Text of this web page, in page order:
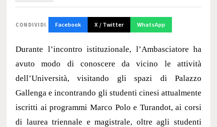
CONDIVIDI Facebook X / Twitter WhatsApp
Durante l’incontro istituzionale, l’Ambasciatore ha
avuto modo di conoscere da vicino le attività
dell’Università, visitando gli spazi di Palazzo
Gallenga e incontrando gli studenti cinesi attualmente
iscritti ai programmi Marco Polo e Turandot, ai corsi
di laurea triennale e magistrale, oltre agli studenti